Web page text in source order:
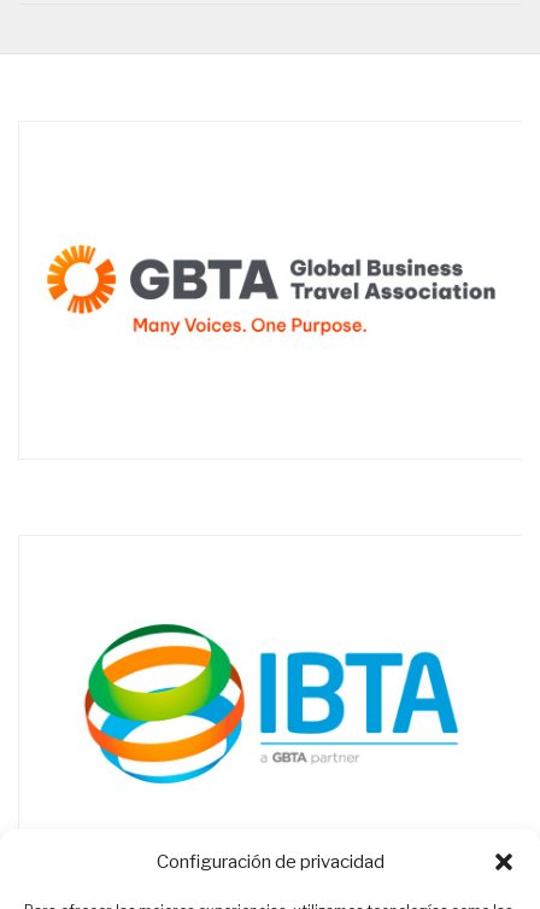
Configuración de privacidad